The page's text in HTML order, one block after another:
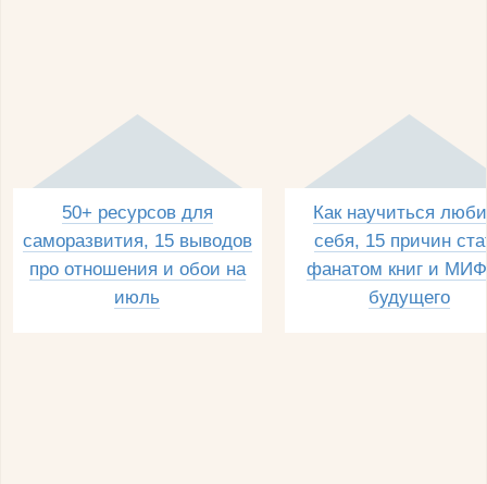
50+ ресурсов для
саморазвития, 15 выводов
про отношения и обои на
июль
Как научиться
себя, 15 причин
фанатом книг и
будущего